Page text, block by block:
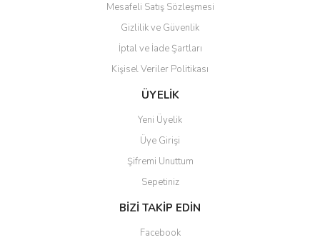
Gönder
Mesafeli Satış Sözleşmesi
Gizlilik ve Güvenlik
İptal ve İade Şartları
Kişisel Veriler Politikası
ÜYELİK
Yeni Üyelik
Üye Girişi
Şifremi Unuttum
Sepetiniz
BİZİ TAKİP EDİN
Facebook